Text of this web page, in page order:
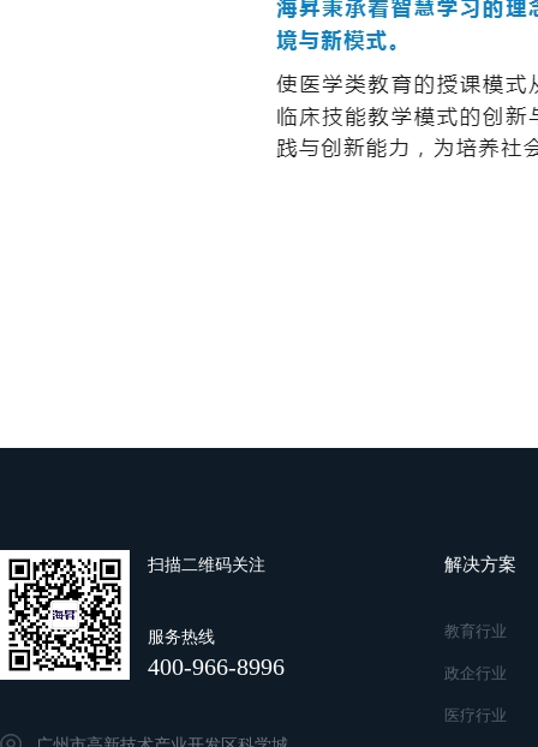
扫描二维码关注
服务热线
400-966-8996
解决方案
教育行业
政企行业
医疗行业